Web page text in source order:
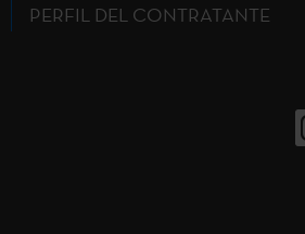
PERFIL DEL CONTRATANTE